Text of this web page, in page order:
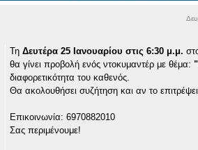
Τη Δευτέρα 25 Ιανουαρίου στις 6:30 μ.μ.
θα γίνει προβολή ενός ντοκυμαντέρ με θέμα:
διαφορετικότητα του καθενός.
Θα ακολουθήσει συζήτηση και αν το
Επικοινωνία: 6970882010
Σας περιμένουμε!